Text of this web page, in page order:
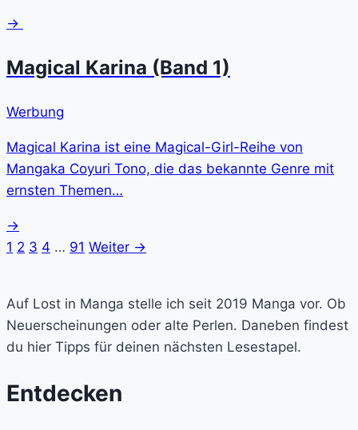
→
Magical Karina (Band 1)
Werbung
Magical Karina ist eine Magical-Girl-Reihe von
Mangaka Coyuri Tono, die das bekannte Genre mit
ernsten Themen…
→
1 2 3 4 … 91 Weiter →
Manga
Auf Lost in Manga stelle ich seit 2019 Manga vor. Ob
Neuerscheinungen oder alte Perlen. Daneben findest
du hier Tipps für deinen nächsten Lesestapel.
Entdecken